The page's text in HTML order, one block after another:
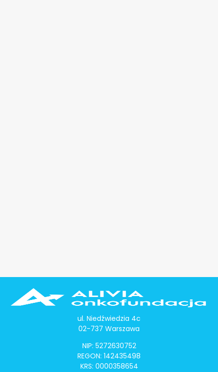
ul. Niedźwiedzia 4c
02-737 Warszawa
NIP: 5272630752
REGON: 142435498
KRS: 0000358654